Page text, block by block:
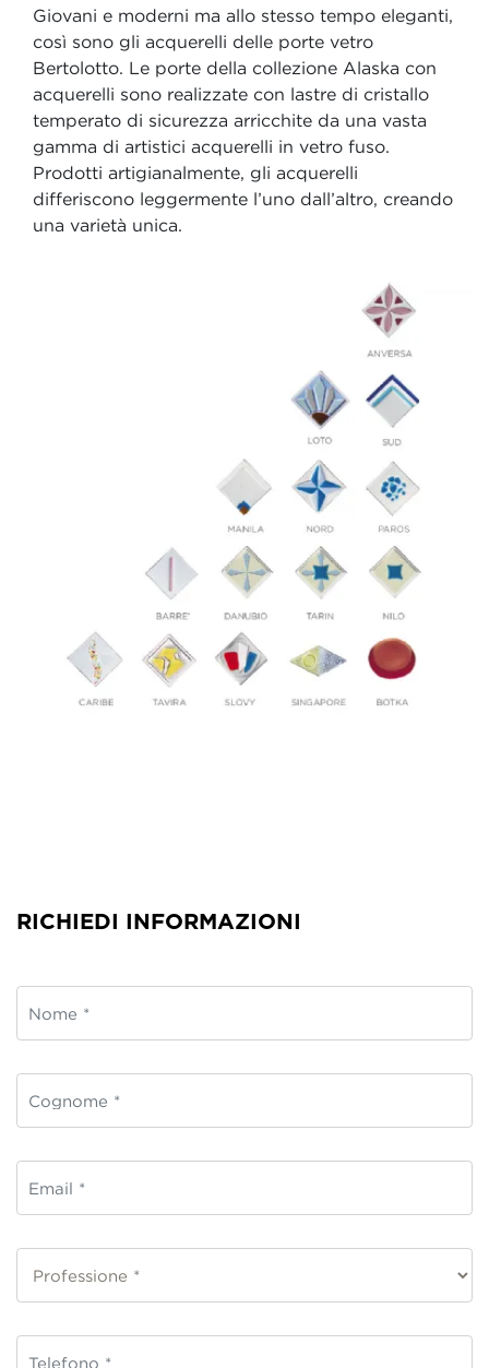
Giovani e moderni ma allo stesso tempo eleganti,
così sono gli acquerelli delle porte vetro
Bertolotto. Le porte della collezione Alaska con
acquerelli sono realizzate con lastre di cristallo
temperato di sicurezza arricchite da una vasta
gamma di artistici acquerelli in vetro fuso.
Prodotti artigianalmente, gli acquerelli
differiscono leggermente l’uno dall’altro, creando
una varietà unica.
RICHIEDI INFORMAZIONI